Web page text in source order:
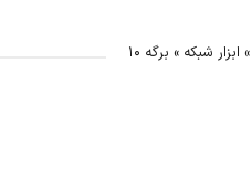
» ابزار شبکه » برگه ۱۰